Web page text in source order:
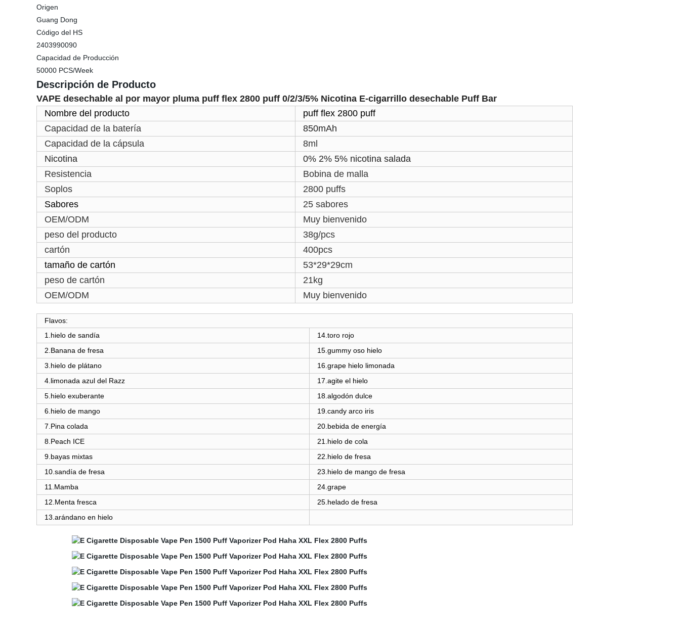
Origen
Guang Dong
Código del HS
2403990090
Capacidad de Producción
50000 PCS/Week
Descripción de Producto
VAPE desechable al por mayor pluma puff flex 2800 puff 0/2/3/5% Nicotina E-cigarrillo desechable Puff Bar
Nombre del producto
puff flex 2800 puff
Capacidad de la batería
850mAh
Capacidad de la cápsula
8ml
Nicotina
0% 2% 5% nicotina salada
Resistencia
Bobina de malla
Soplos
2800 puffs
Sabores
25 sabores
OEM/ODM
Muy bienvenido
peso del producto
38g/pcs
cartón
400pcs
tamaño de cartón
53*29*29cm
peso de cartón
21kg
OEM/ODM
Muy bienvenido
Flavos:
1 hielo de sandía
14.toro rojo
2 Banana de fresa 15 gummy oso hielo
3 hielo de plátano
16.grape hielo limonada
4 limonada azul del Razz 17 agite el hielo
5.hielo exuberante
18 algodón dulce
6 hielo de mango 19.candy arco iris
7 Pina colada 20 .bebida de energía
8 Peach ICE
21.hielo de cola
9.bayas mixtas
22.hielo de fresa
10 sandía de fresa 23 hielo de mango de fresa
11 .Mamba
24.grape
12 Menta fresca 25 helado de fresa
13 arándano en hielo